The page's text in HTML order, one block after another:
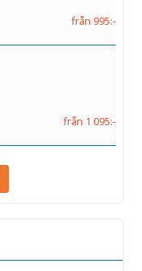
från 995:-
från 1 095:-